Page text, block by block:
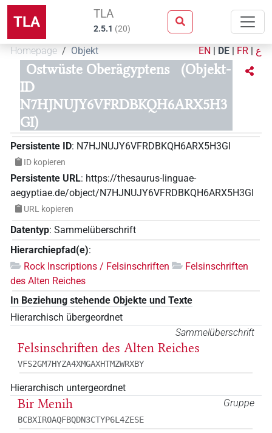
TLA TLA
2.5.1 (20)
Homepage Objekt EN | DE | FR | ع
Ostwüste Oberägyptens
(Objekt-
ID
N7HJNUJY6VFRDBKQH6ARX5H3
GI)
Persistente ID: N7HJNUJY6VFRDBKQH6ARX5H3GI
ID kopieren
Persistente URL: https://thesaurus-linguae-
aegyptiae.de/object/N7HJNUJY6VFRDBKQH6ARX5H3GI
URL kopieren
Datentyp: Sammelüberschrift
Hierarchiepfad(e):
Rock Inscriptions / Felsinschriften
Felsinschriften
des Alten Reiches
In Beziehung stehende Objekte und Texte
Hierarchisch übergeordnet
Sammelüberschrift
Felsinschriften des Alten Reiches
VFS2GM7HYZA4XMGAXHTMZWRXBY
Hierarchisch untergeordnet
Gruppe
Bir Menih
BCBXIROAQFBQDN3CTYP6L4ZESE